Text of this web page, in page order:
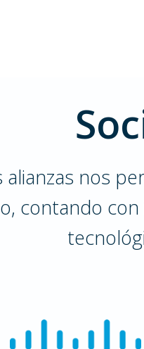
alianzas nos
contando